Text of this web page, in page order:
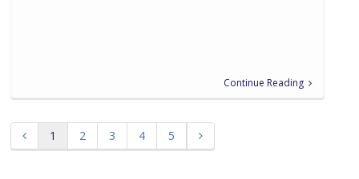
Continue Reading
1 2 3 4 5